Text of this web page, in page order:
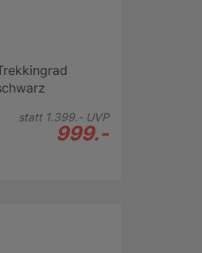
statt 1.399.-UVP
999.-